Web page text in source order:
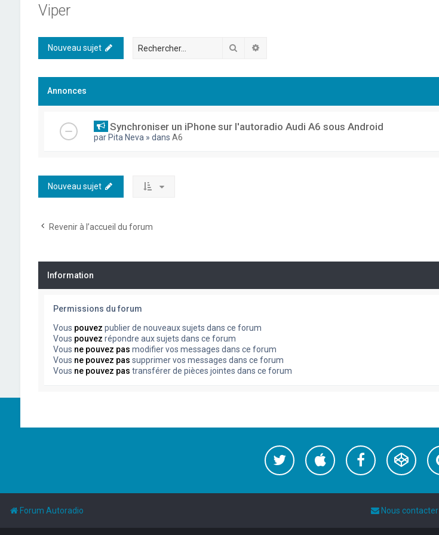
Viper
Nouveau sujet Rechercher
Annonces
Synchroniser un iPhone sur l'autoradio Audi A6 sous Android
par Pita Neva » dans A6
Nouveau sujet
Revenir à l’accueil du forum
Information
Permissions du forum
Vous pouvez publier de nouveaux sujets dans ce forum
Vous pouvez répondre aux sujets dans ce forum
Vous ne pouvez pas modifier vos messages dans ce forum
Vous ne pouvez pas supprimer vos messages dans ce forum
Vous ne pouvez pas transférer de pièces jointes dans ce forum
Forum Autoradio Nous contacter